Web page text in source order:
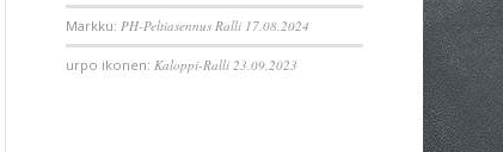
Markku:PH-Peltiasennus Ralli 17.08.2024
urpo ikonen:Kaloppi-Ralli 23.09.2023